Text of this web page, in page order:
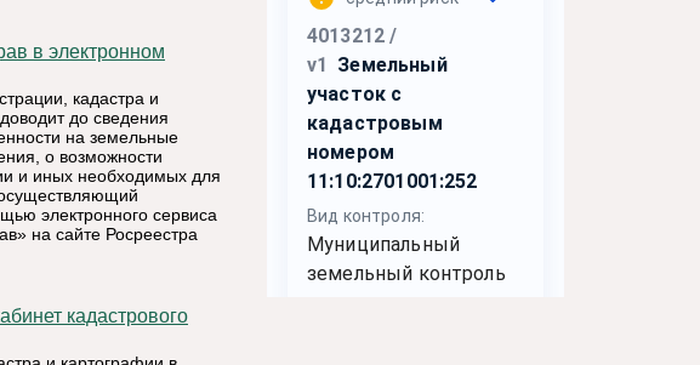
кадастра и
до сведения
на земельные
о возможности
и иных необходимых для
осуществляющий
электронного сервиса
на сайте Росреестра